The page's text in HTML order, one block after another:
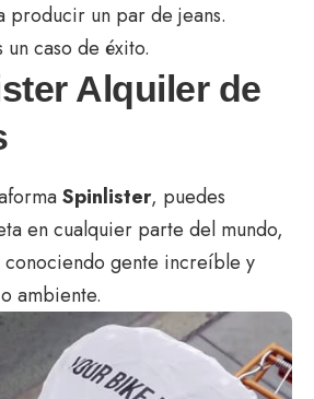
producir un par de jeans.
un caso de éxito.
Alquiler de
Spinlister, puedes
en cualquier parte del mundo,
gente increíble y
ambiente.